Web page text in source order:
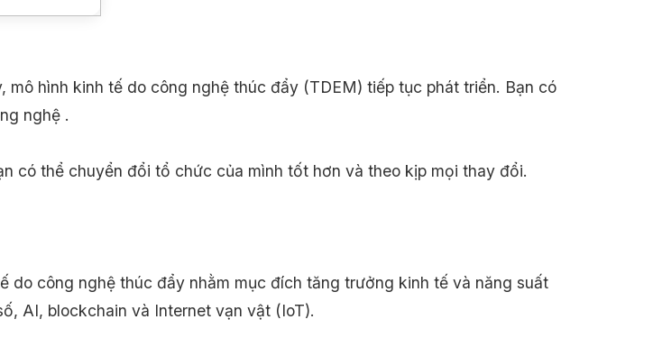
hình kinh tế do công nghệ thúc đẩy (TDEM) tiếp tục phát triển. Bạn có
nghệ .
có thể chuyển đổi tổ chức của mình tốt hơn và theo kịp mọi thay đổi.
do công nghệ thúc đẩy nhằm mục đích tăng trưởng kinh tế và năng suất
AI, blockchain và Internet vạn vật (IoT).